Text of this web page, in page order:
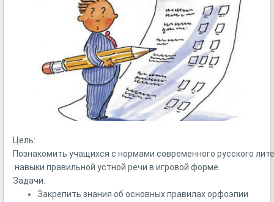
Цель:
Познакомить учащихся с нормами современного русского
навыки правильной устной речи в игровой форме.
Задачи:
Закрепить знания об основныхправилахорфоэпии